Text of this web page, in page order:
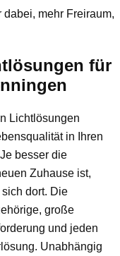
mehr Freiraum,
für
Lichtlösungen
in Ihren
besser die
Zuhause ist,
dort. Die
große
und jeden
Unabhängig